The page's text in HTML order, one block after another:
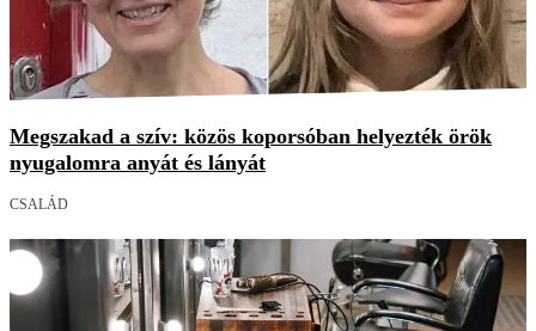
Megszakad a szív: közös koporsóban helyezték örök
nyugalomra anyát és lányát
CSALÁD